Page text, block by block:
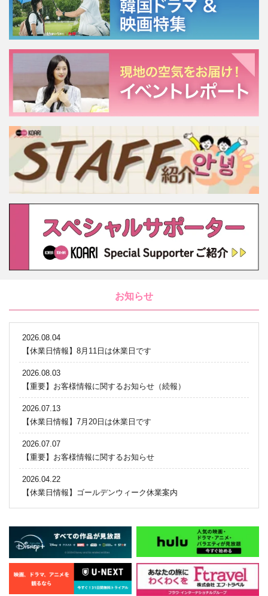
お知らせ
2026.08.04
【休業日情報】8月11日は休業日です
2026.08.03
【重要】お客様情報に関するお知らせ（続報）
2026.07.13
【休業日情報】7月20日は休業日です
2026.07.07
【重要】お客様情報に関するお知らせ
2026.04.22
【休業日情報】ゴールデンウィーク休業案内